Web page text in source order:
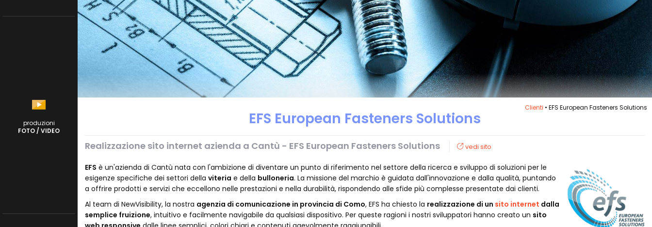
produzioni
FOTO / VIDEO
Clienti • EFS European Fasteners Solutions
EFS European Fasteners Solutions
Realizzazione sito internet azienda a Cantù - EFS European Fasteners Solutions vedi sito
EFS è un'azienda di Cantù nata con l'ambizione di diventare un punto di riferimento nel settore della ricerca e sviluppo di soluzioni per le
esigenze specifiche dei settori della viteria e della bulloneria. La missione del marchio è guidata dall'innovazione e dalla qualità, puntando
a offrire prodotti e servizi che eccellono nelle prestazioni e nella durabilità, rispondendo alle sfide più complesse presentate dai clienti.
Al team di NewVisibility, la nostra agenzia di comunicazione in provincia di Como, EFS ha chiesto la realizzazione di un sito internet dalla
semplice fruizione, intuitivo e facilmente navigabile da qualsiasi dispositivo. Per queste ragioni i nostri sviluppatori hanno creato un sito